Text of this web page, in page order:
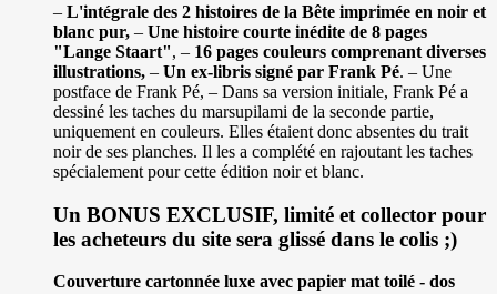
– L'intégrale des 2 histoires de la Bête imprimée en noir et
blanc pur, – Une histoire courte inédite de 8 pages
"Lange Staart", – 16 pages couleurs comprenant diverses
illustrations, – Un ex-libris signé par Frank Pé. – Une
postface de Frank Pé, – Dans sa version initiale, Frank Pé a
dessiné les taches du marsupilami de la seconde partie,
uniquement en couleurs. Elles étaient donc absentes du trait
noir de ses planches. Il les a complété en rajoutant les taches
spécialement pour cette édition noir et blanc.
Un BONUS EXCLUSIF, limité et collector pour
les acheteurs du site sera glissé dans le colis ;)
Couverture cartonnée luxe avec papier mat toilé - dos